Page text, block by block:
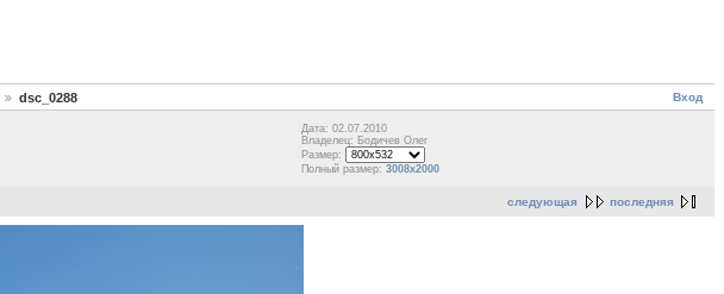
Вход
dsc_0288
Дата: 02.07.2010
Владелец: Бодичев Олег
Размер:
Полный размер: 3008x2000
следующая последняя